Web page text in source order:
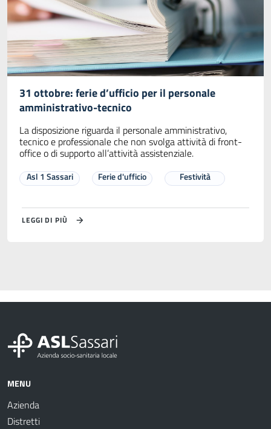
31 ottobre: ferie d’ufficio per il personale
amministrativo-tecnico
La disposizione riguarda il personale amministrativo,
tecnico e professionale che non svolga attività di front-
office o di supporto all’attività assistenziale.
Asl 1 Sassari Ferie d'ufficio Festività
LEGGI DI PIÙ
MENU
Azienda
Distretti